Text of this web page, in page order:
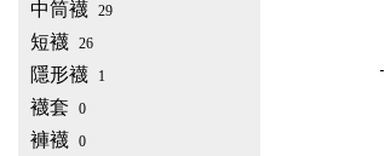
中筒襪 29
短襪 26
隱形襪 1
襪套 0
褲襪 0